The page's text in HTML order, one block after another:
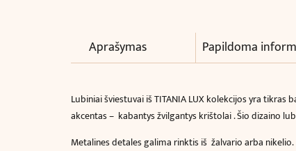
Aprašymas Papildoma
Lubiniai šviestuvai iš TITANIA LUX kolekcijos yra
akcentas – kabantys žvilgantys krištolai . Šio dizaino
Metalines detales galima rinktis iš žalvario arba nikelio.